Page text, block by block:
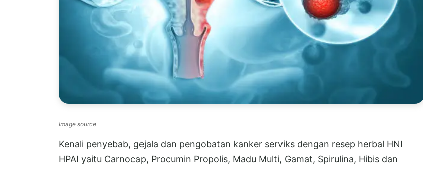
Image source
Kenali penyebab, gejala dan pengobatan kanker serviks dengan resep herbal HNI
HPAI yaitu Carnocap, Procumin Propolis, Madu Multi, Gamat, Spirulina, Hibis dan